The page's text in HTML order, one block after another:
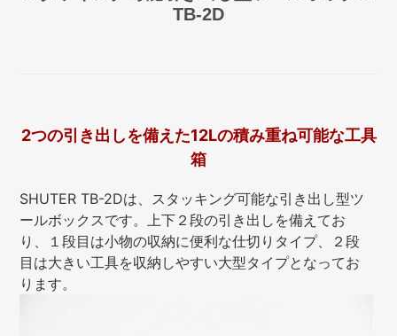
TB-2D
2つの引き出しを備えた12Lの積み重ね可能な工具
箱
SHUTER TB-2Dは、スタッキング可能な引き出し型ツ
ールボックスです。上下２段の引き出しを備えてお
り、１段目は小物の収納に便利な仕切りタイプ、２段
目は大きい工具を収納しやすい大型タイプとなってお
ります。